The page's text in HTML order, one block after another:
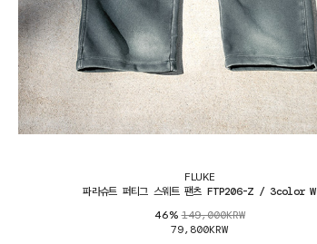
FLUKE
파라슈트 퍼티그 스웨트 팬츠 FTP206-Z / 3color W
46%149,000KRW
79,800KRW